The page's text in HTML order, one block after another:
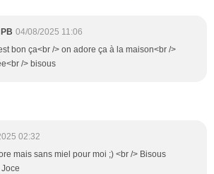
04/08/2025 11:06
bon ça<br /> on adore ça à la maison<br />
/> bisous
02:32
mais sans miel pour moi ;) <br /> Bisous